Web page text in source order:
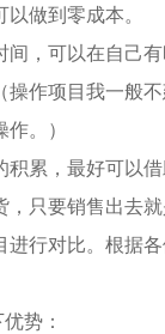
做到零成本。
，可以在自己有
操作项目我一般
。）
累，最好可以借
只要销售出去就
行对比。根据
势：